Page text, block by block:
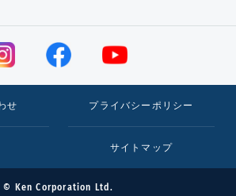
せ プライバシーポリシー
サイトマップ
© Ken Corporation Ltd.